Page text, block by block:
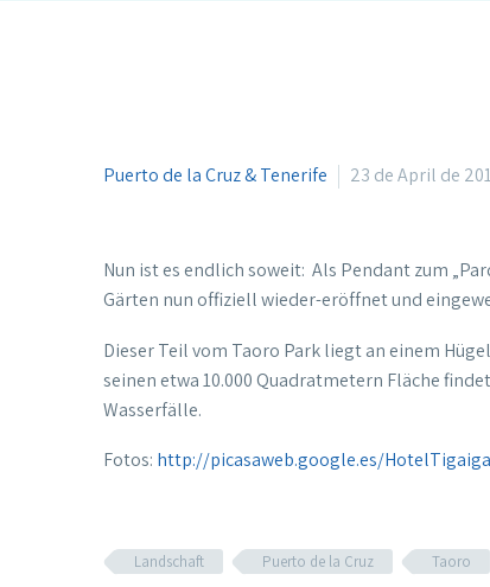
Puerto de la Cruz & Tenerife 23 de April de
Nun ist es endlich soweit: Als Pendant zum
Gärten nun offiziell wieder-eröffnet und
Dieser Teil vom Taoro Park liegt an einem
seinen etwa 10.000 Quadratmetern Fläche
Wasserfälle.
Fotos: http://picasaweb.google.es/
Landschaft Puerto de la Cruz Taoro